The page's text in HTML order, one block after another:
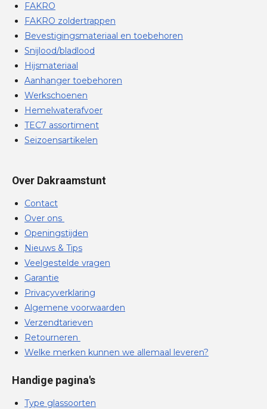
FAKRO
FAKRO zoldertrappen
Bevestigingsmateriaal en toebehoren
Snijlood/bladlood
Hijsmateriaal
Aanhanger toebehoren
Werkschoenen
Hemelwaterafvoer
TEC7 assortiment
Seizoensartikelen
Over Dakraamstunt
Contact
Over ons
Openingstijden
Nieuws & Tips
Veelgestelde vragen
Garantie
Privacyverklaring
Algemene voorwaarden
Verzendtarieven
Retourneren
Welke merken kunnen we allemaal leveren?
Handige pagina's
Type glassoorten